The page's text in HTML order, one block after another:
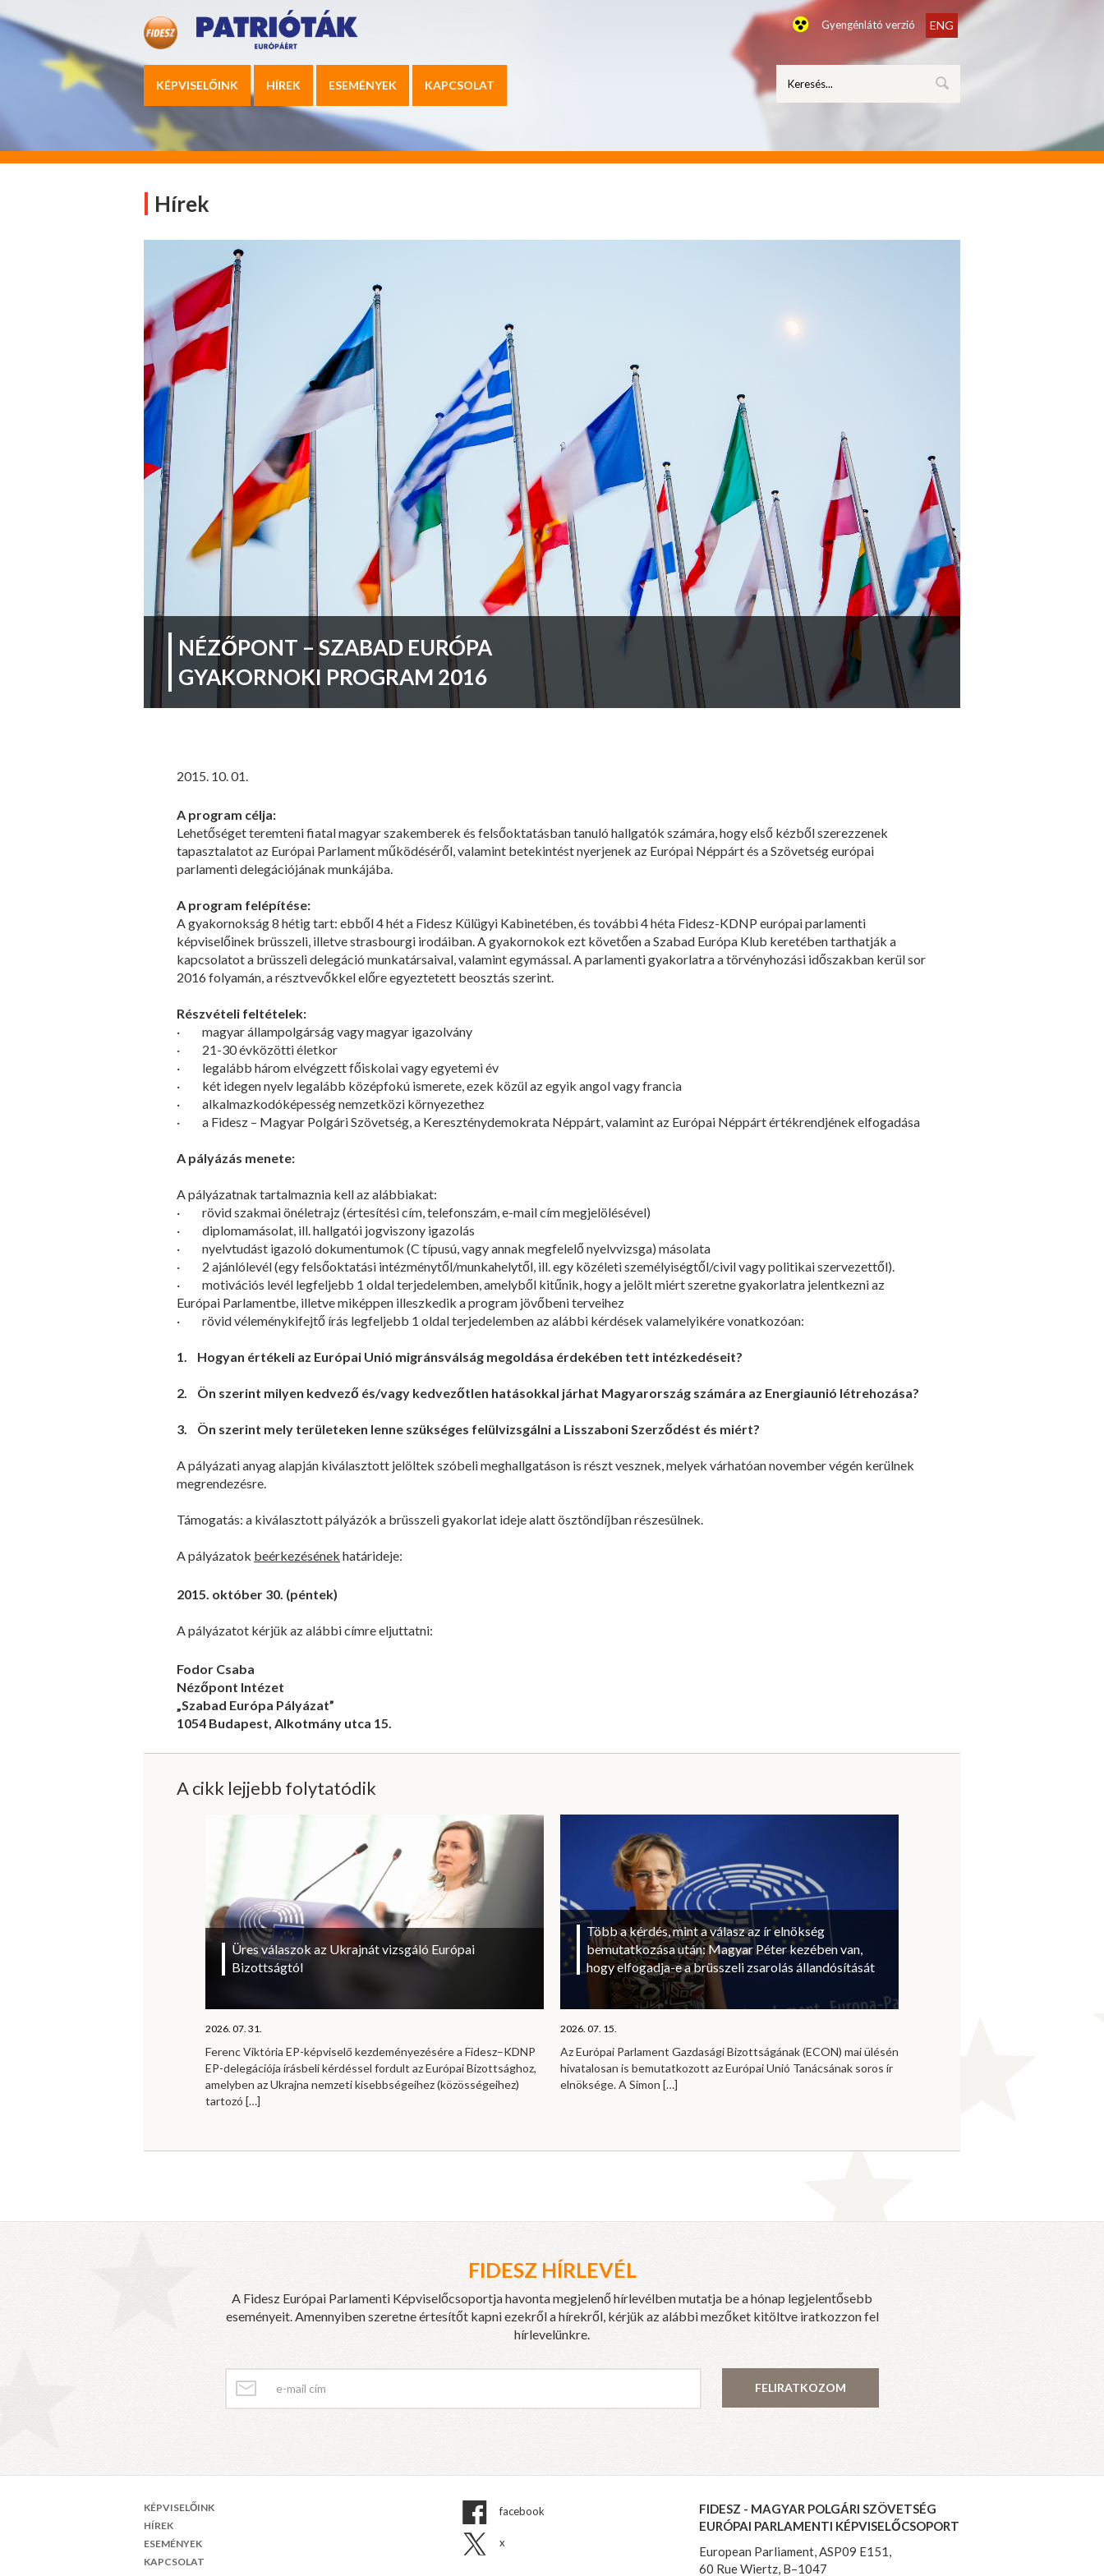
Gyengénlátó verzió ENG
KÉPVISELŐINK HÍREK ESEMÉNYEK KAPCSOLAT
Hírek
NÉZŐPONT – SZABAD EURÓPA
GYAKORNOKI PROGRAM 2016
2015. 10. 01.
A program célja:
Lehetőséget teremteni fiatal magyar szakemberek és felsőoktatásban tanuló hallgatók számára, hogy első kézből szerezzenek
tapasztalatot az Európai Parlament működéséről, valamint betekintést nyerjenek az Európai Néppárt és a Szövetség európai
parlamenti delegációjának munkájába.
A program felépítése:
A gyakornokság 8 hétig tart: ebből 4 hét a Fidesz Külügyi Kabinetében, és további 4 héta Fidesz-KDNP európai parlamenti
képviselőinek brüsszeli, illetve strasbourgi irodáiban. A gyakornokok ezt követően a Szabad Európa Klub keretében tarthatják a
kapcsolatot a brüsszeli delegáció munkatársaival, valamint egymással. A parlamenti gyakorlatra a törvényhozási időszakban kerül sor
2016 folyamán, a résztvevőkkel előre egyeztetett beosztás szerint.
Részvételi feltételek:
· magyar állampolgárság vagy magyar igazolvány
· 21-30 évközötti életkor
· legalább három elvégzett főiskolai vagy egyetemi év
· két idegen nyelv legalább középfokú ismerete, ezek közül az egyik angol vagy francia
· alkalmazkodóképesség nemzetközi környezethez
· a Fidesz – Magyar Polgári Szövetség, a Kereszténydemokrata Néppárt, valamint az Európai Néppárt értékrendjének elfogadása
A pályázás menete:
A pályázatnak tartalmaznia kell az alábbiakat:
· rövid szakmai önéletrajz (értesítési cím, telefonszám, e-mail cím megjelölésével)
· diplomamásolat, ill. hallgatói jogviszony igazolás
· nyelvtudást igazoló dokumentumok (C típusú, vagy annak megfelelő nyelvvizsga) másolata
· 2 ajánlólevél (egy felsőoktatási intézménytől/munkahelytől, ill. egy közéleti személyiségtől/civil vagy politikai szervezettől).
· motivációs levél legfeljebb 1 oldal terjedelemben, amelyből kitűnik, hogy a jelölt miért szeretne gyakorlatra jelentkezni az
Európai Parlamentbe, illetve miképpen illeszkedik a program jövőbeni terveihez
· rövid véleménykifejtő írás legfeljebb 1 oldal terjedelemben az alábbi kérdések valamelyikére vonatkozóan:
1. Hogyan értékeli az Európai Unió migránsválság megoldása érdekében tett intézkedéseit?
2. Ön szerint milyen kedvező és/vagy kedvezőtlen hatásokkal járhat Magyarország számára az Energiaunió létrehozása?
3. Ön szerint mely területeken lenne szükséges felülvizsgálni a Lisszaboni Szerződést és miért?
A pályázati anyag alapján kiválasztott jelöltek szóbeli meghallgatáson is részt vesznek, melyek várhatóan november végén kerülnek
megrendezésre.
Támogatás: a kiválasztott pályázók a brüsszeli gyakorlat ideje alatt ösztöndíjban részesülnek.
A pályázatok beérkezésének határideje:
2015. október 30. (péntek)
A pályázatot kérjük az alábbi címre eljuttatni:
Fodor Csaba
Nézőpont Intézet
„Szabad Európa Pályázat”
1054 Budapest, Alkotmány utca 15.
A cikk lejjebb folytatódik
Üres válaszok az Ukrajnát vizsgáló Európai
Bizottságtól
2026. 07. 31.
Ferenc Viktória EP-képviselő kezdeményezésére a Fidesz–KDNP
EP-delegációja írásbeli kérdéssel fordult az Európai Bizottsághoz,
amelyben az Ukrajna nemzeti kisebbségeihez (közösségeihez)
tartozó […]
Több a kérdés, mint a válasz az ír elnökség
bemutatkozása után: Magyar Péter kezében van,
hogy elfogadja-e a brüsszeli zsarolás állandósítását
2026. 07. 15.
Az Európai Parlament Gazdasági Bizottságának (ECON) mai ülésén
hivatalosan is bemutatkozott az Európai Unió Tanácsának soros ír
elnöksége. A Simon […]
FIDESZ HÍRLEVÉL
A Fidesz Európai Parlamenti Képviselőcsoportja havonta megjelenő hírlevélben mutatja be a hónap legjelentősebb
eseményeit. Amennyiben szeretne értesítőt kapni ezekről a hírekről, kérjük az alábbi mezőket kitöltve iratkozzon fel
hírlevelünkre.
FELIRATKOZOM
KÉPVISELŐINK
HÍREK
ESEMÉNYEK
KAPCSOLAT
facebook
x
FIDESZ - MAGYAR POLGÁRI SZÖVETSÉG
EURÓPAI PARLAMENTI KÉPVISELŐCSOPORT
European Parliament, ASP09 E151,
60 Rue Wiertz, B–1047